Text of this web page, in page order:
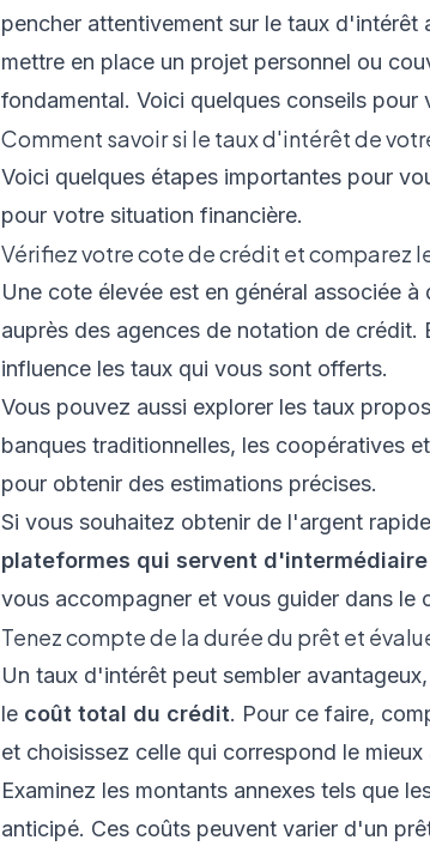
pencher attentivement sur le taux
mettre en place un projet personnel ou
fondamental. Voici quelques conseils
Comment savoir si le taux d'intérêt de
Voici quelques étapes importantes pour
pour votre situation financière.
Vérifiez votre cote de crédit et comparez
Une cote élevée est en général associée à
auprès des agences de notation de
influence les taux qui vous sont offerts.
Vous pouvez aussi explorer les taux
banques traditionnelles, les coopératives
pour obtenir des estimations précises.
Si vous souhaitez obtenir de l'argent
plateformes qui servent d'intermédiaire
vous accompagner et vous guider dans le
Tenez compte de la durée du prêt et
Un taux d'intérêt peut sembler
le coût total du crédit. Pour ce faire,
et choisissez celle qui correspond le mieux
Examinez les montants annexes tels que
anticipé. Ces coûts peuvent varier d'un